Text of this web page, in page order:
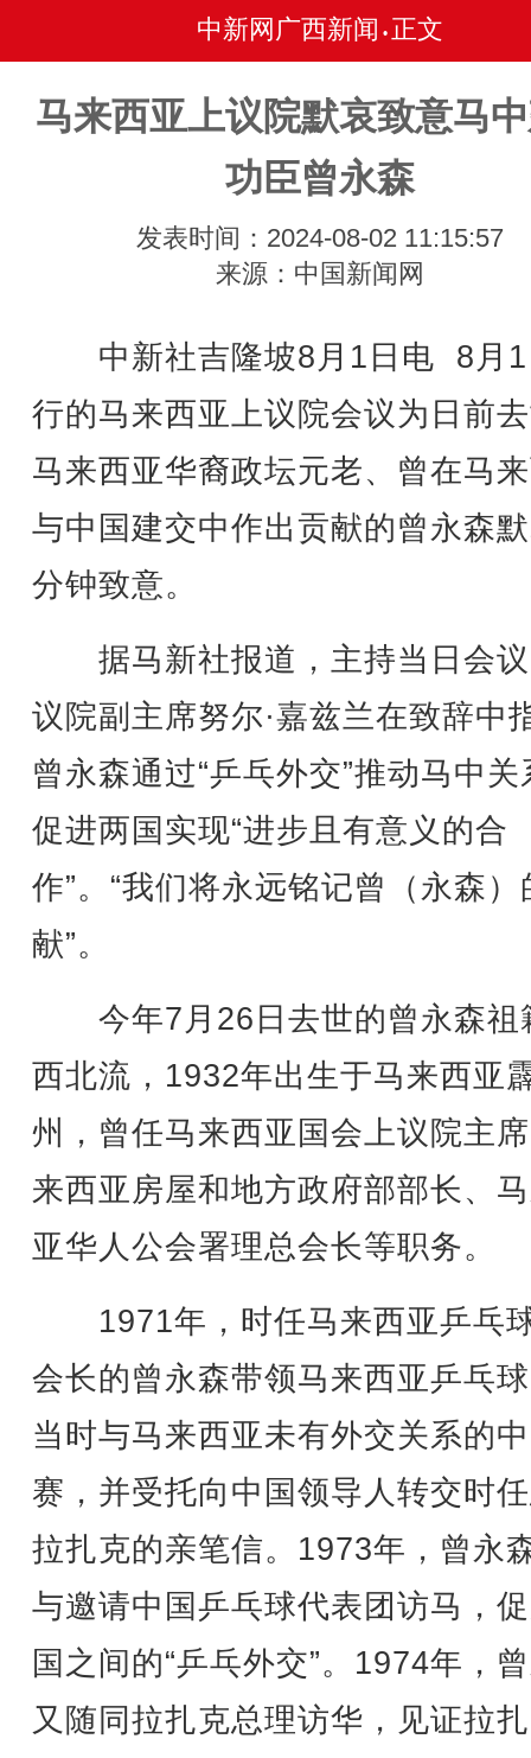
中新网广西新闻 • 正文
马来西亚上议院默哀致意马
功臣曾永森
发表时间：2024-08-02 11:15:57
来源：中国新闻网
中新社吉隆坡8月1日电 8月1
行的马来西亚上议院会议为日前
马来西亚华裔政坛元老、曾在马
与中国建交中作出贡献的曾永森
分钟致意。
据马新社报道，主持当日会
议院副主席努尔·嘉兹兰在致辞中
曾永森通过“乒乓外交”推动马中关
促进两国实现“进步且有意义的合
作”。“我们将永远铭记曾（永森）
献”。
今年7月26日去世的曾永森祖
西北流，1932年出生于马来西亚
州，曾任马来西亚国会上议院主
来西亚房屋和地方政府部部长、
亚华人公会署理总会长等职务。
1971年，时任马来西亚乒乓
会长的曾永森带领马来西亚乒乓
当时与马来西亚未有外交关系的
赛，并受托向中国领导人转交时
拉扎克的亲笔信。1973年，曾永
与邀请中国乒乓球代表团访马，
国之间的“乒乓外交”。1974年，
又随同拉扎克总理访华，见证拉